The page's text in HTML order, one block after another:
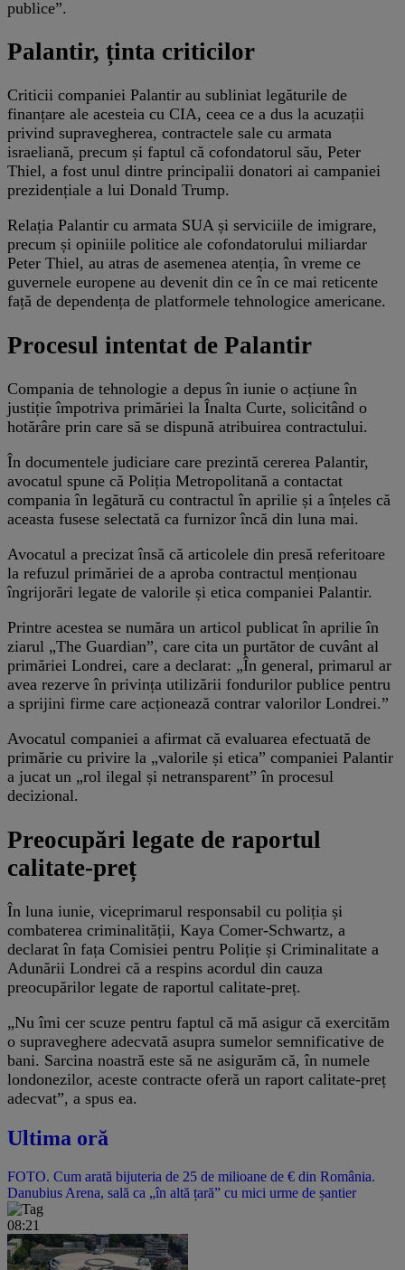
publice”.
Palantir, ținta criticilor
Criticii companiei Palantir au subliniat legăturile de
finanțare ale acesteia cu CIA, ceea ce a dus la acuzații
privind supravegherea, contractele sale cu armata
israeliană, precum și faptul că cofondatorul său, Peter
Thiel, a fost unul dintre principalii donatori ai campaniei
prezidențiale a lui Donald Trump.
Relația Palantir cu armata SUA și serviciile de imigrare,
precum și opiniile politice ale cofondatorului miliardar
Peter Thiel, au atras de asemenea atenția, în vreme ce
guvernele europene au devenit din ce în ce mai reticente
față de dependența de platformele tehnologice americane.
Procesul intentat de Palantir
Compania de tehnologie a depus în iunie o acțiune în
justiție împotriva primăriei la Înalta Curte, solicitând o
hotărâre prin care să se dispună atribuirea contractului.
În documentele judiciare care prezintă cererea Palantir,
avocatul spune că Poliția Metropolitană a contactat
compania în legătură cu contractul în aprilie și a înțeles că
aceasta fusese selectată ca furnizor încă din luna mai.
Avocatul a precizat însă că articolele din presă referitoare
la refuzul primăriei de a aproba contractul menționau
îngrijorări legate de valorile și etica companiei Palantir.
Printre acestea se număra un articol publicat în aprilie în
ziarul „The Guardian”, care cita un purtător de cuvânt al
primăriei Londrei, care a declarat: „În general, primarul ar
avea rezerve în privința utilizării fondurilor publice pentru
a sprijini firme care acționează contrar valorilor Londrei.”
Avocatul companiei a afirmat că evaluarea efectuată de
primărie cu privire la „valorile și etica” companiei Palantir
a jucat un „rol ilegal și netransparent” în procesul
decizional.
Preocupări legate de raportul
calitate-preț
În luna iunie, viceprimarul responsabil cu poliția și
combaterea criminalității, Kaya Comer-Schwartz, a
declarat în fața Comisiei pentru Poliție și Criminalitate a
Adunării Londrei că a respins acordul din cauza
preocupărilor legate de raportul calitate-preț.
„Nu îmi cer scuze pentru faptul că mă asigur că exercităm
o supraveghere adecvată asupra sumelor semnificative de
bani. Sarcina noastră este să ne asigurăm că, în numele
londonezilor, aceste contracte oferă un raport calitate-preț
adecvat”, a spus ea.
Ultima oră
FOTO. Cum arată bijuteria de 25 de milioane de € din România.
Danubius Arena, sală ca „în altă țară” cu mici urme de șantier
08:21